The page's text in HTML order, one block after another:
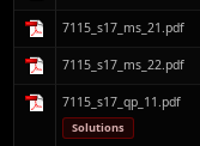
7115_s17_ms_21.pdf
7115_s17_ms_22.pdf
7115_s17_qp_11.pdf
Solutions